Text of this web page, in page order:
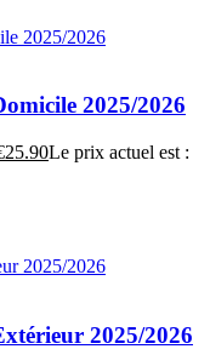
2025/2026
25.90Le prix actuel est :
2025/2026